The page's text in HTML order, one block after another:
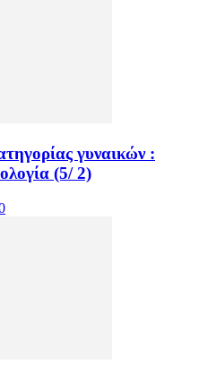
γυναικών :
(5/ 2)